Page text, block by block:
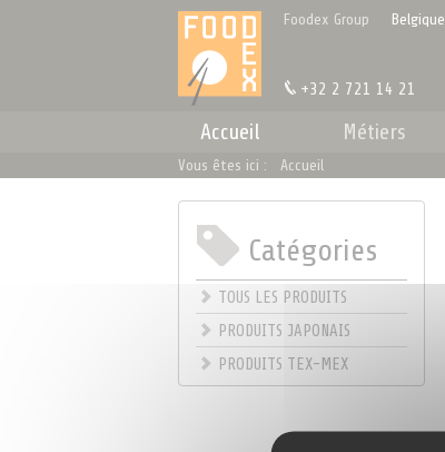
Foodex Group Belgique
+32 2 721 14 21
Accueil Métiers
Vous êtes ici : Accueil
Catégories
TOUS LES PRODUITS
PRODUITS JAPONAIS
PRODUITS TEX-MEX
Panneau de gestion des cookies